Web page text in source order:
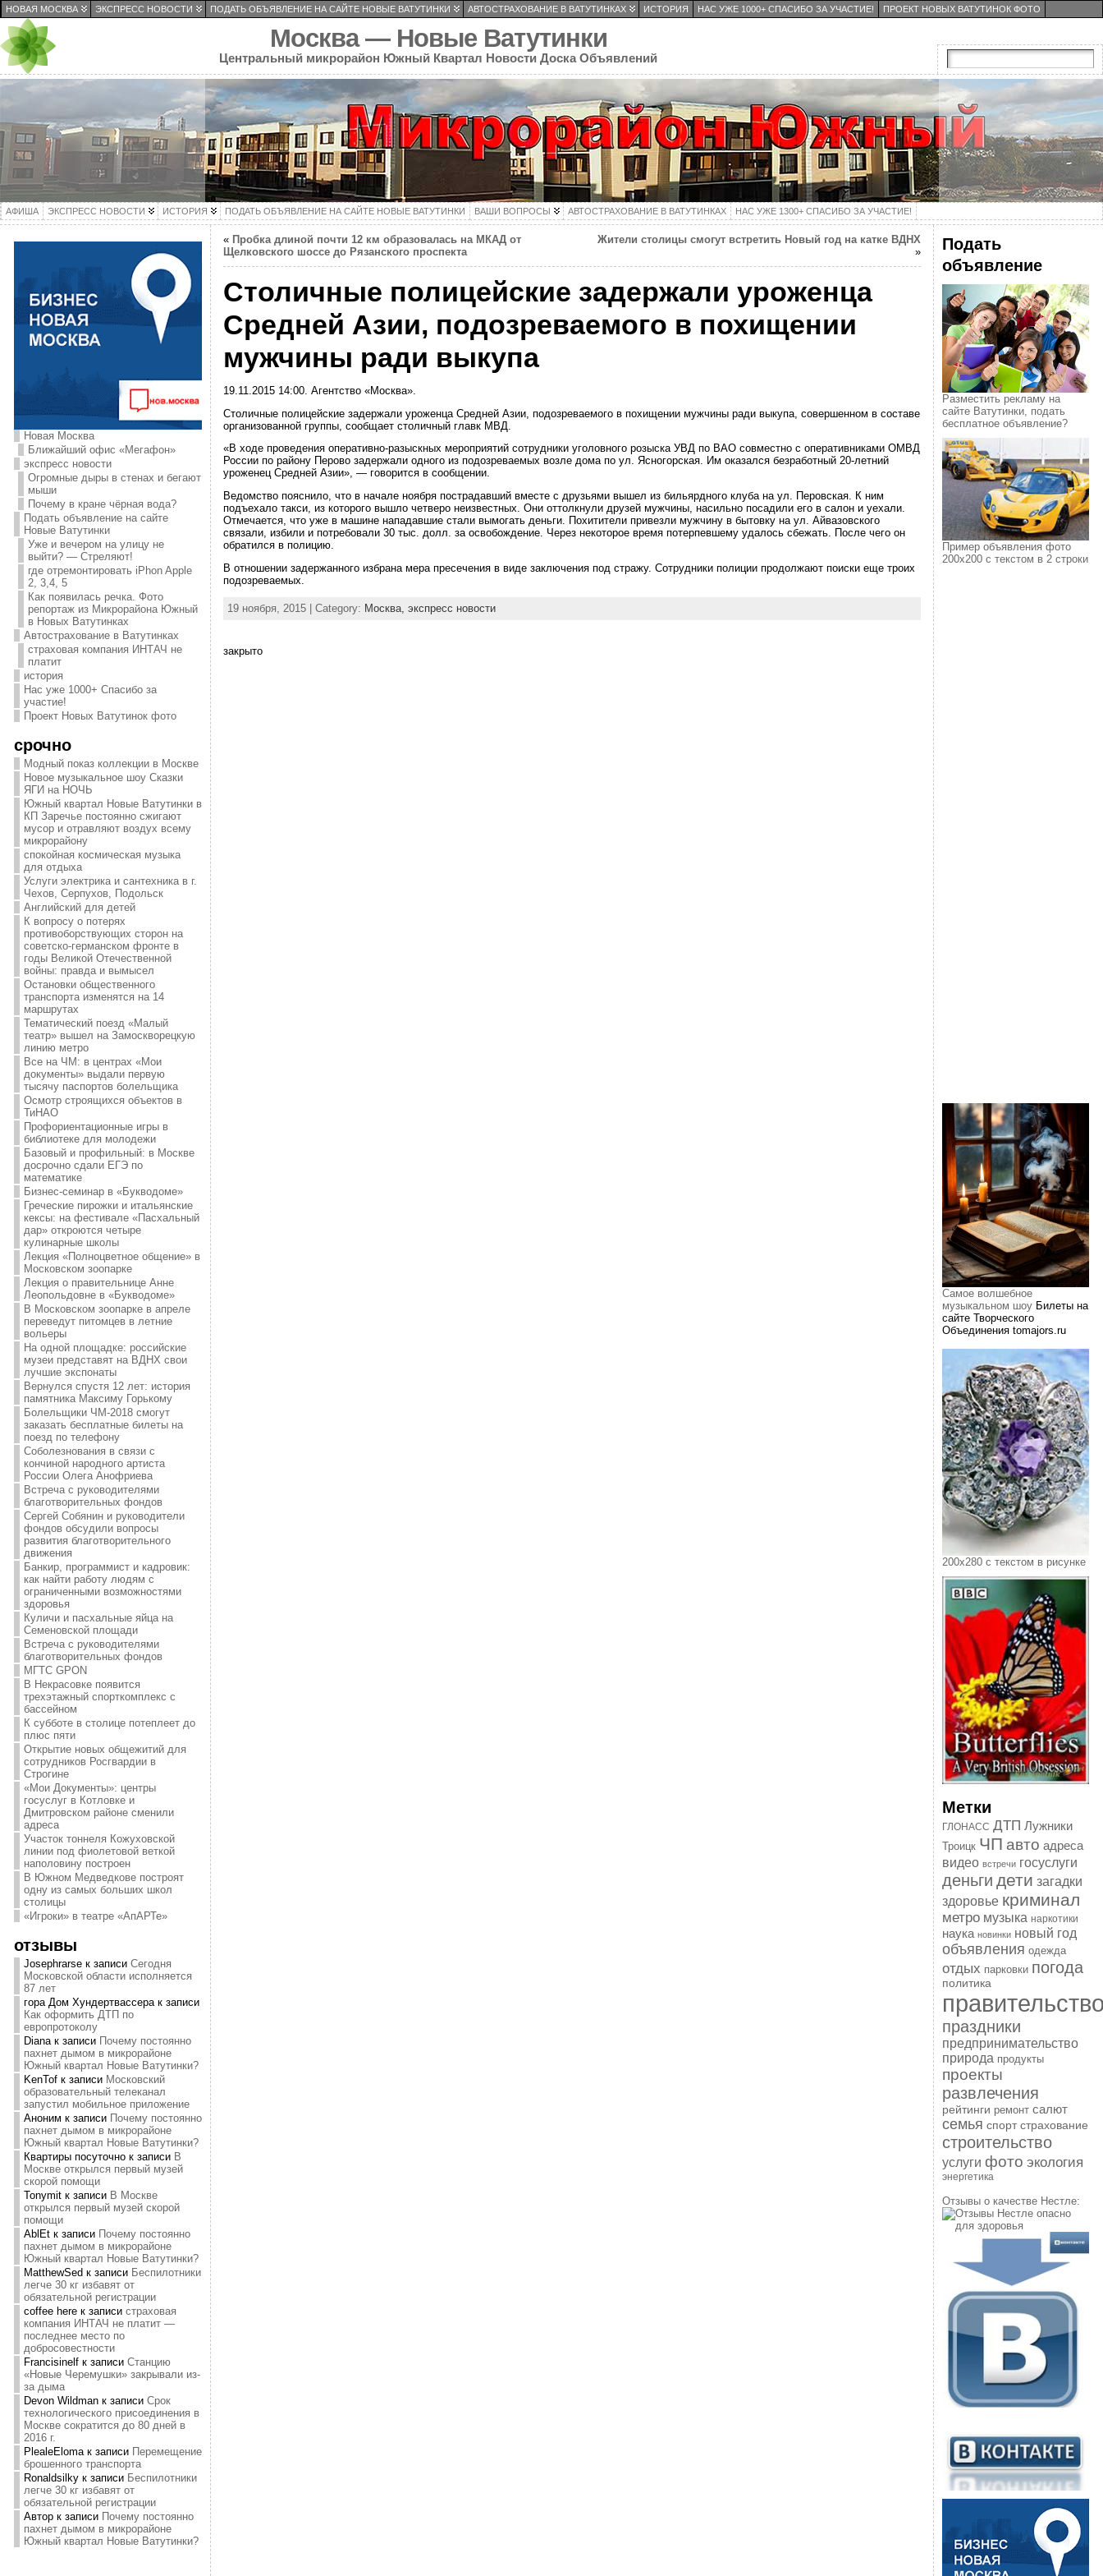
НОВАЯ МОСКВА ЭКСПРЕСС НОВОСТИ ПОДАТЬ ОБЪЯВЛЕНИЕ НА САЙТЕ НОВЫЕ ВАТУТИНКИ АВТОСТРАХОВАНИЕ В ВАТУТИНКАХ ИСТОРИЯ НАС УЖЕ 1000+ СПАСИБО ЗА УЧАСТИЕ! ПРОЕКТ НОВЫХ ВАТУТИНОК ФОТО
Москва — Новые Ватутинки
Центральный микрорайон Южный Квартал Новости Доска Объявлений
АФИША ЭКСПРЕСС НОВОСТИ ИСТОРИЯ ПОДАТЬ ОБЪЯВЛЕНИЕ НА САЙТЕ НОВЫЕ ВАТУТИНКИ ВАШИ ВОПРОСЫ АВТОСТРАХОВАНИЕ В ВАТУТИНКАХ НАС УЖЕ 1300+ СПАСИБО ЗА УЧАСТИЕ!
Новая Москва
Ближайший офис «Мегафон»
экспресс новости
Огромные дыры в стенах и бегают
мыши
Почему в кране чёрная вода?
Подать объявление на сайте
Новые Ватутинки
Уже и вечером на улицу не
выйти? — Стреляют!
где отремонтировать iPhon Apple
2, 3,4, 5
Как появилась речка. Фото
репортаж из Микрорайона Южный
в Новых Ватутинках
Автострахование в Ватутинках
страховая компания ИНТАЧ не
платит
история
Нас уже 1000+ Спасибо за
участие!
Проект Новых Ватутинок фото
срочно
Модный показ коллекции в Москве
Новое музыкальное шоу Сказки
ЯГИ на НОЧЬ
Южный квартал Новые Ватутинки в
КП Заречье постоянно сжигают
мусор и отравляют воздух всему
микрорайону
спокойная космическая музыка
для отдыха
Услуги электрика и сантехника в г.
Чехов, Серпухов, Подольск
Английский для детей
К вопросу о потерях
противоборствующих сторон на
советско-германском фронте в
годы Великой Отечественной
войны: правда и вымысел
Остановки общественного
транспорта изменятся на 14
маршрутах
Тематический поезд «Малый
театр» вышел на Замоскворецкую
линию метро
Все на ЧМ: в центрах «Мои
документы» выдали первую
тысячу паспортов болельщика
Осмотр строящихся объектов в
ТиНАО
Профориентационные игры в
библиотеке для молодежи
Базовый и профильный: в Москве
досрочно сдали ЕГЭ по
математике
Бизнес-семинар в «Букводоме»
Греческие пирожки и итальянские
кексы: на фестивале «Пасхальный
дар» откроются четыре
кулинарные школы
Лекция «Полноцветное общение» в
Московском зоопарке
Лекция о правительнице Анне
Леопольдовне в «Букводоме»
В Московском зоопарке в апреле
переведут питомцев в летние
вольеры
На одной площадке: российские
музеи представят на ВДНХ свои
лучшие экспонаты
Вернулся спустя 12 лет: история
памятника Максиму Горькому
Болельщики ЧМ-2018 смогут
заказать бесплатные билеты на
поезд по телефону
Соболезнования в связи с
кончиной народного артиста
России Олега Анофриева
Встреча с руководителями
благотворительных фондов
Сергей Собянин и руководители
фондов обсудили вопросы
развития благотворительного
движения
Банкир, программист и кадровик:
как найти работу людям с
ограниченными возможностями
здоровья
Куличи и пасхальные яйца на
Семеновской площади
Встреча с руководителями
благотворительных фондов
МГТС GPON
В Некрасовке появится
трехэтажный спорткомплекс с
бассейном
К субботе в столице потеплеет до
плюс пяти
Открытие новых общежитий для
сотрудников Росгвардии в
Строгине
«Мои Документы»: центры
госуслуг в Котловке и
Дмитровском районе сменили
адреса
Участок тоннеля Кожуховской
линии под фиолетовой веткой
наполовину построен
В Южном Медведкове построят
одну из самых больших школ
столицы
«Игроки» в театре «АпАРТе»
отзывы
Josephrarseк записи Сегодня
Московской области исполняется
87 лет
гора Дом Хундертвассерак записи
Как оформить ДТП по
европротоколу
Dianaк записи Почему постоянно
пахнет дымом в микрорайоне
Южный квартал Новые Ватутинки?
KenTofк записи Московский
образовательный телеканал
запустил мобильное приложение
Аноним к записи Почему постоянно
пахнет дымом в микрорайоне
Южный квартал Новые Ватутинки?
Квартиры посуточнок записи В
Москве открылся первый музей
скорой помощи
Tonymitк записи В Москве
открылся первый музей скорой
помощи
AblEtк записи Почему постоянно
пахнет дымом в микрорайоне
Южный квартал Новые Ватутинки?
MatthewSed к записи Беспилотники
легче 30 кг избавят от
обязательной регистрации
coffee hereк записи страховая
компания ИНТАЧ не платит —
последнее место по
добросовестности
Francisinelfк записи Станцию
«Новые Черемушки» закрывали из-
за дыма
Devon Wildmanк записи Срок
технологического присоединения в
Москве сократится до 80 дней в
2016 г.
PlealeElomaк записи Перемещение
брошенного транспорта
Ronaldsilkyк записи Беспилотники
легче 30 кг избавят от
обязательной регистрации
Авторк записи Почему постоянно
пахнет дымом в микрорайоне
Южный квартал Новые Ватутинки?
« Пробка длиной почти 12 км образовалась на МКАД от
Щелковского шоссе до Рязанского проспекта
Жители столицы смогут встретить Новый год на катке ВДНХ
»
Столичные полицейские задержали уроженца
Средней Азии, подозреваемого в похищении
мужчины ради выкупа
19.11.2015 14:00. Агентство «Москва».
Столичные полицейские задержали уроженца Средней Азии, подозреваемого в похищении мужчины ради выкупа, совершенном в составе
организованной группы, сообщает столичный главк МВД.
«В ходе проведения оперативно-разыскных мероприятий сотрудники уголовного розыска УВД по ВАО совместно с оперативниками ОМВД
России по району Перово задержали одного из подозреваемых возле дома по ул. Ясногорская. Им оказался безработный 20-летний
уроженец Средней Азии», — говорится в сообщении.
Ведомство пояснило, что в начале ноября пострадавший вместе с друзьями вышел из бильярдного клуба на ул. Перовская. К ним
подъехало такси, из которого вышло четверо неизвестных. Они оттолкнули друзей мужчины, насильно посадили его в салон и уехали.
Отмечается, что уже в машине нападавшие стали вымогать деньги. Похитители привезли мужчину в бытовку на ул. Айвазовского
связали, избили и потребовали 30 тыс. долл. за освобождение. Через некоторое время потерпевшему удалось сбежать. После чего он
обратился в полицию.
В отношении задержанного избрана мера пресечения в виде заключения под стражу. Сотрудники полиции продолжают поиски еще троих
подозреваемых.
19 ноября, 2015 | Category: Москва, экспресс новости
закрыто
Подать
объявление
Разместить рекламу на
сайте Ватутинки, подать
бесплатное объявление?
Пример объявления фото
200х200 с текстом в 2 строки
Самое волшебное
музыкальном шоуБилеты на
сайте Творческого
Объединения tomajors.ru
200х280 с текстом в рисунке
Метки
ГЛОНАСС ДТП Лужники
Троицк ЧП авто адреса
видео встречи госуслуги
деньги дети загадки
здоровье криминал
метро музыка наркотики
наука новинки новый год
объявления одежда
отдых парковки погода
политика
праздники
предпринимательство
природа продукты
проекты
развлечения
рейтинги ремонт салют
семья спорт страхование
строительство
услуги фото экология
энергетика
Отзывы о качестве Нестле: